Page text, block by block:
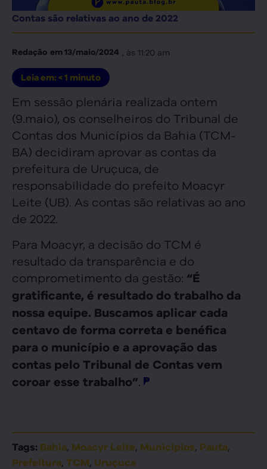
Contas são relativas ao ano de 2022
Redação em13/maio/2024 , às 11:20 am
Leia em: < 1 minuto
Em sessão plenária realizada ontem
(9.maio), os conselheiros do Tribunal de
Contas dos Municípios da Bahia (TCM-
BA) decidiram aprovar as contas da
prefeitura de Uruçuca, de
responsabilidade do prefeito Moacyr
Leite (UB). As contas são relativas ao ano
de 2022.
Para Moacyr, a decisão do TCM é
resultado da transparência e do
comprometimento da gestão: “É
gratificante, é resultado do trabalho da
nossa equipe. Buscamos aplicar cada
centavo de forma correta e benéfica
para o município e a aprovação das
contas pelo Tribunal de Contas vem
coroar esse trabalho”.
Tags: Bahia, Moacyr Leite, Municípios, Pauta,
Prefeitura, TCM, Uruçuca